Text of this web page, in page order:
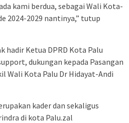
kami berdua, sebagai Wali Kota-
2024-2029 nantinya,” tutup
hadir Ketua DPRD Kota Palu
dukungan kepada Pasangan
Wali Kota Palu Dr Hidayat-Andi
kader dan sekaligus
di kota Palu.zal